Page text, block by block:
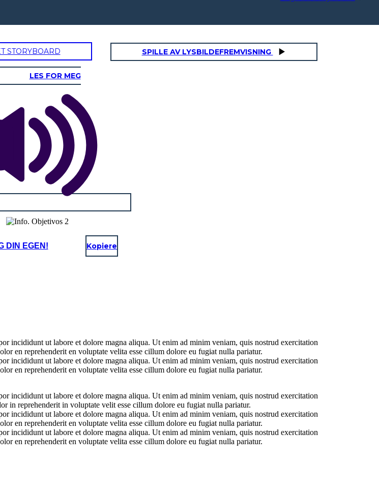
STORYBOARD SPILLE AV LYSBILDEFREMVISNING
LES FOR MEG
DIN EGEN! Kopiere
incididunt ut labore et dolore magna aliqua. Ut enim ad minim veniam, quis nostrud exercitation
en reprehenderit en voluptate velita esse cillum dolore eu fugiat nulla pariatur.
incididunt ut labore et dolore magna aliqua. Ut enim ad minim veniam, quis nostrud exercitation
en reprehenderit en voluptate velita esse cillum dolore eu fugiat nulla pariatur.
incididunt ut labore et dolore magna aliqua. Ut enim ad minim veniam, quis nostrud exercitation
in reprehenderit in voluptate velit esse cillum dolore eu fugiat nulla pariatur.
incididunt ut labore et dolore magna aliqua. Ut enim ad minim veniam, quis nostrud exercitation
en reprehenderit en voluptate velita esse cillum dolore eu fugiat nulla pariatur.
incididunt ut labore et dolore magna aliqua. Ut enim ad minim veniam, quis nostrud exercitation
en reprehenderit en voluptate velita esse cillum dolore eu fugiat nulla pariatur.